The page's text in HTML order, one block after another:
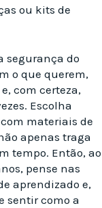
ou kits de
segurança do
o que querem,
com certeza,
Escolha
materiais de
apenas traga
tempo. Então, ao
pense nas
aprendizado e,
sentir como a